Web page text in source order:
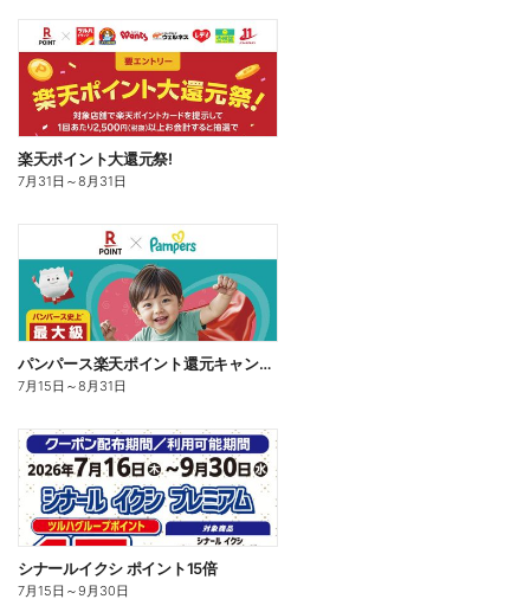
楽天ポイント大還元祭!
7月31日 ～8月31日
パンパース楽天ポイント還元キャンペーン
7月15日 ～8月31日
シナールイクシ ポイント15倍
7月15日 ～9月30日